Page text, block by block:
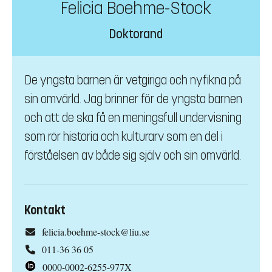
Felicia Boehme-Stock
Doktorand
De yngsta barnen är vetgiriga och nyfikna på
sin omvärld. Jag brinner för de yngsta barnen
och att de ska få en meningsfull undervisning
som rör historia och kulturarv som en del i
förståelsen av både sig själv och sin omvärld.
Kontakt
felicia.boehme-stock@liu.se
011-36 36 05
0000-0002-6255-977X